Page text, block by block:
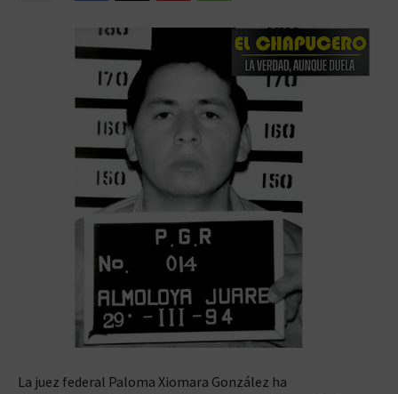
La juez federal Paloma Xiomara González ha